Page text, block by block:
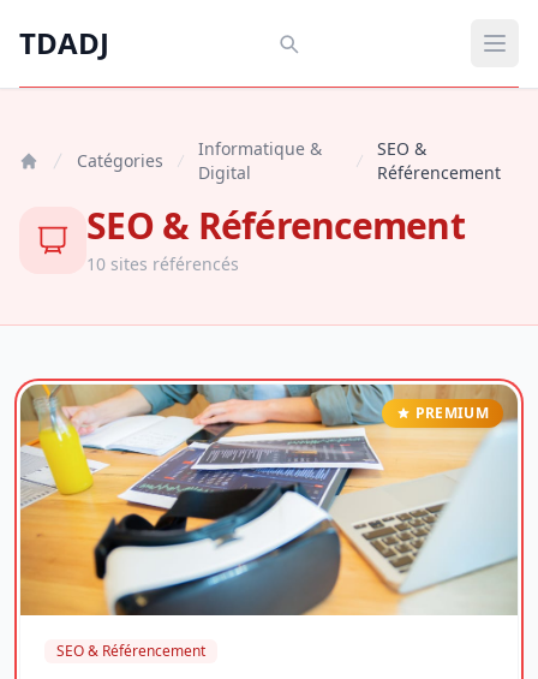
TDADJ
TDADJ
Catégories
Informatique &
Digital
SEO &
Référencement
SEO & Référencement
10 sites référencés
PREMIUM
SEO & Référencement